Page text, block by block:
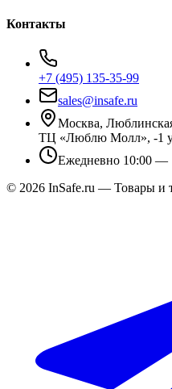
Контакты
+7 (495) 135-35-99
sales@insafe.ru
Москва,
ТЦ «Люблю Молл», -1
Ежедневно 10:00 —
© 2026 InSafe.ru — Товары и